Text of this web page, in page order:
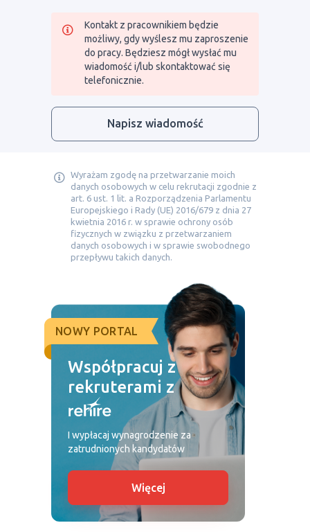
Kontakt z pracownikiem będzie
możliwy, gdy wyślesz mu zaproszenie
do pracy. Będziesz mógł wysłać mu
wiadomość i/lub skontaktować się
telefonicznie.
Napisz wiadomość
Wyrażam zgodę na przetwarzanie moich
danych osobowych w celu rekrutacji zgodnie z
art. 6 ust. 1 lit. a Rozporządzenia Parlamentu
Europejskiego i Rady (UE) 2016/679 z dnia 27
kwietnia 2016 r. w sprawie ochrony osób
fizycznych w związku z przetwarzaniem
danych osobowych i w sprawie swobodnego
przepływu takich danych.
NOWY PORTAL
Współpracuj z
rekruterami z
I wypłacaj wynagrodzenie za
zatrudnionych kandydatów
Więcej